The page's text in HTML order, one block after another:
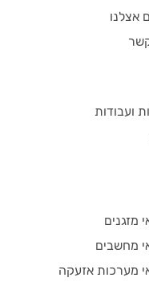
אצלנו
ועבודות
מזגנים
מחשבים
מערכות אזעקה